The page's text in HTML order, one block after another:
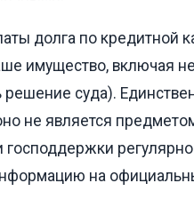
долга по кредитной
имущество, включая
решение суда).
не является
господдержки
на